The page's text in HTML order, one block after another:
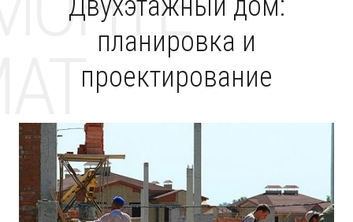
планировка и
проектирование